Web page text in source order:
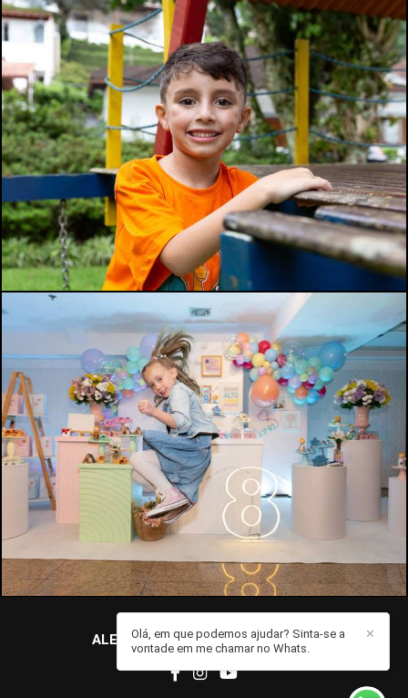
767 0
1855 1
ALEXANDRE MOREIRA/ CONTATO ✕
Olá, em que podemos ajudar? Sinta-se a
vontade em me chamar no Whats.